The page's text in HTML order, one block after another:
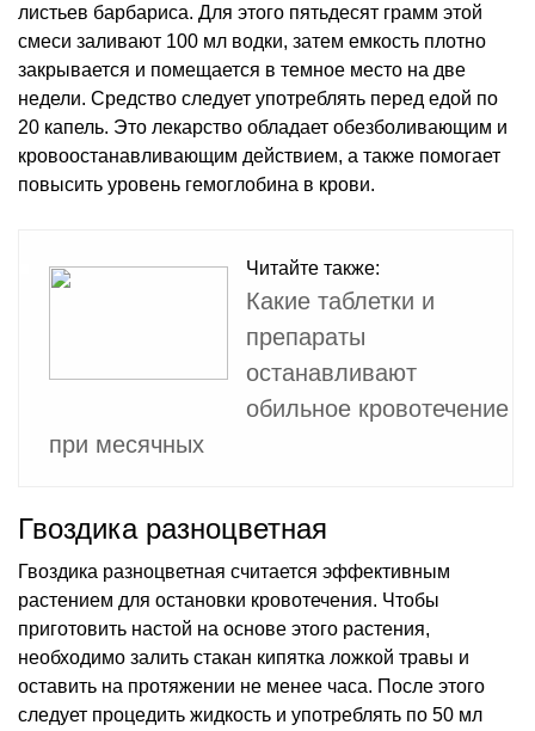
листьев барбариса. Для этого пятьдесят грамм этой
смеси заливают 100 мл водки, затем емкость плотно
закрывается и помещается в темное место на две
недели. Средство следует употреблять перед едой по
20 капель. Это лекарство обладает обезболивающим и
кровоостанавливающим действием, а также помогает
повысить уровень гемоглобина в крови.
Читайте также:
Какие таблетки и
препараты
останавливают
обильное кровотечение
при месячных
Гвоздика разноцветная
Гвоздика разноцветная считается эффективным
растением для остановки кровотечения. Чтобы
приготовить настой на основе этого растения,
необходимо залить стакан кипятка ложкой травы и
оставить на протяжении не менее часа. После этого
следует процедить жидкость и употреблять по 50 мл